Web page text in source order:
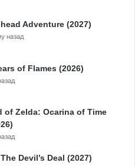
Adventure (2027)
назад
of Flames (2026)
of Zelda: Ocarina of Time
Devil’s Deal (2027)